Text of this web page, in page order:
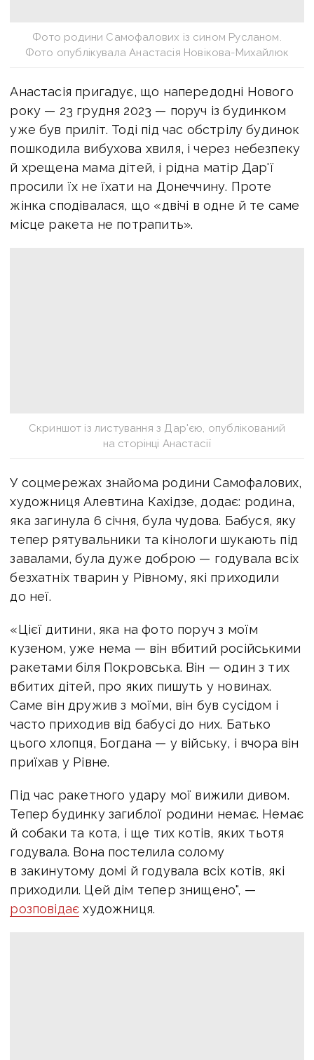
Фото родини Самофалових із сином Русланом.
Фото опублікувала Анастасія Новікова-Михайлюк
Анастасія пригадує, що напередодні Нового
року — 23 грудня 2023 — поруч із будинком
уже був приліт. Тоді під час обстрілу будинок
пошкодила вибухова хвиля, і через небезпеку
й хрещена мама дітей, і рідна матір Дар'ї
просили їх не їхати на Донеччину. Проте
жінка сподівалася, що «двічі в одне й те саме
місце ракета не потрапить».
Скриншот із листування з Дар'єю, опублікований
на сторінці Анастасії
У соцмережах знайома родини Самофалових,
художниця Алевтина Кахідзе, додає: родина,
яка загинула 6 січня, була чудова. Бабуся, яку
тепер рятувальники та кінологи шукають під
завалами, була дуже доброю — годувала всіх
безхатніх тварин у Рівному, які приходили
до неї.
«Цієї дитини, яка на фото поруч з моїм
кузеном, уже нема — він вбитий російськими
ракетами біля Покровська. Він — один з тих
вбитих дітей, про яких пишуть у новинах.
Саме він дружив з моїми, він був сусідом і
часто приходив від бабусі до них. Батько
цього хлопця, Богдана — у війську, і вчора він
приїхав у Рівне.
Під час ракетного удару мої вижили дивом.
Тепер будинку загиблої родини немає. Немає
й собаки та кота, і ще тих котів, яких тьотя
годувала. Вона постелила солому
в закинутому домі й годувала всіх котів, які
приходили. Цей дім тепер знищено", —
розповідає художниця.